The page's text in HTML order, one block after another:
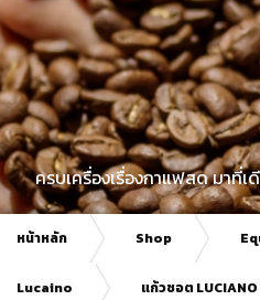
ครบเครื่องเรื่องกาแฟสด มาที่
หน้าหลัก Shop
Lucaino แก้วชอต